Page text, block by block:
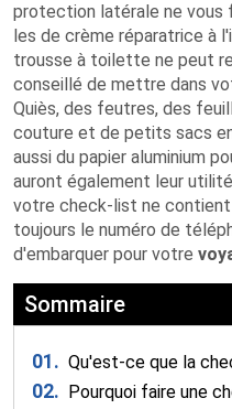
protection latérale ne vous
les de crème réparatrice à
trousse à toilette ne peut
conseillé de mettre dans
Quiès, des feutres, des
couture et de petits sacs
aussi du papier aluminium
auront également leur
votre check-list ne
toujours le numéro de
d'embarquer pour votre
Sommaire
01. Qu'est-ce que la
02. Pourquoi faire une